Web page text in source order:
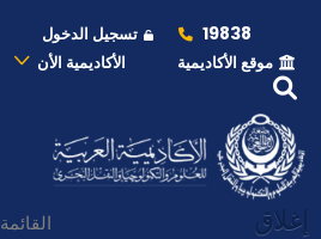
19838 تسجيل الدخول
موقع الأكاديمية
الأكاديمية الأن
إغلاق القائمة